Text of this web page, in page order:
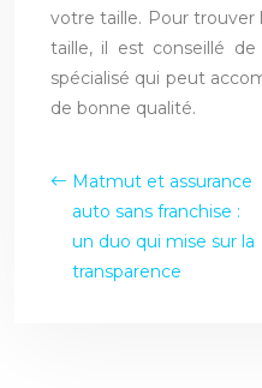
votre taille. Pour
taille, il est conseillé
spécialisé qui peut
de bonne qualité.
Matmut et assurance
auto sans franchise :
un duo qui mise sur la
transparence